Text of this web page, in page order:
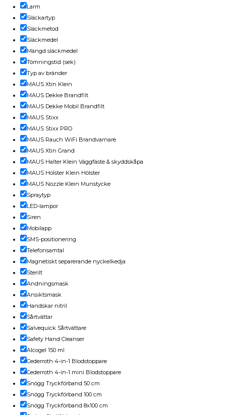
Larm
Släckartyp
Släckmetod
Släckmedel
Mängd släckmedel
Tömningstid (sek)
Typ av bränder
MAUS Xtin Klein
MAUS Dekke Brandfilt
MAUS Dekke Mobil Brandfilt
MAUS Stixx
MAUS Stixx PRO
MAUS Rauch WiFi Brandvarnare
MAUS Xtin Grand
MAUS Halter Klein Väggfäste & skyddskåpa
MAUS Holster Klein Hölster
MAUS Nozzle Klein Munstycke
Spraytyp
LED-lampor
Siren
Mobilapp
SMS-positionering
Telefonsamtal
Magnetiskt separerande nyckelkedja
Sterilt
Andningsmask
Ansiktsmask
Handskar nitril
Sårtvättar
Salvequick Sårtvättare
Safety Hand Cleanser
Alcogel 150 ml
Cederroth 4-in-1 Blodstoppare
Cederroth 4-in-1 mini Blodstoppare
Snögg Tryckförband 50 cm
Snögg Tryckförband 100 cm
Snögg Tryckförband 8x100 cm